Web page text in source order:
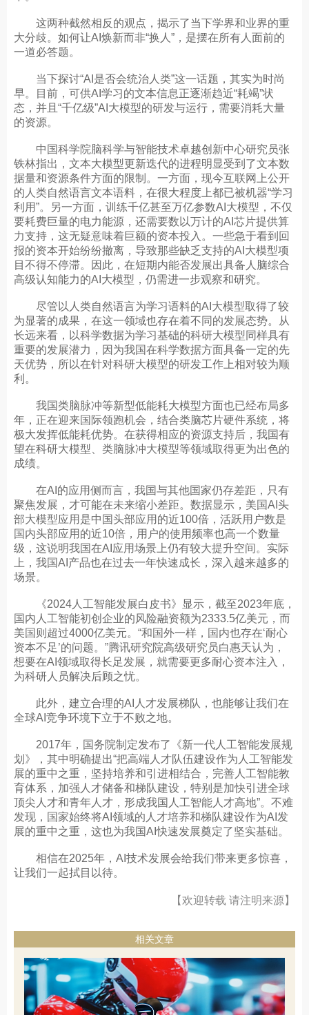
这两种截然相反的观点，揭示了当下学界和业界的重
大分歧。如何让AI焕新而非“换人”，是摆在所有人面前的
一道必答题。
当下探讨“AI是否会统治人类”这一话题，其实为时尚
早。目前，可供AI学习的文本信息正逐渐趋近“耗竭”状
态，并且“千亿级”AI大模型的研发与运行，需要消耗大量
的资源。
中国科学院脑科学与智能技术卓越创新中心研究员张
铁林指出，文本大模型更新迭代的进程明显受到了文本数
据量和资源条件方面的限制。一方面，现今互联网上公开
的人类自然语言文本语料，在很大程度上都已被机器“学习
利用”。另一方面，训练千亿甚至万亿参数AI大模型，不仅
要耗费巨量的电力能源，还需要数以万计的AI芯片提供算
力支持，这无疑意味着巨额的资本投入。一些急于看到回
报的资本开始纷纷撤离，导致那些缺乏支持的AI大模型项
目不得不停滞。因此，在短期内能否发展出具备人脑综合
高级认知能力的AI大模型，仍需进一步观察和研究。
尽管以人类自然语言为学习语料的AI大模型取得了较
为显著的成果，在这一领域也存在着不同的发展态势。从
长远来看，以科学数据为学习基础的科研大模型同样具有
重要的发展潜力，因为我国在科学数据方面具备一定的先
天优势，所以在针对科研大模型的研发工作上相对较为顺
利。
我国类脑脉冲等新型低能耗大模型方面也已经布局多
年，正在迎来国际领跑机会，结合类脑芯片硬件系统，将
极大发挥低能耗优势。在获得相应的资源支持后，我国有
望在科研大模型、类脑脉冲大模型等领域取得更为出色的
成绩。
在AI的应用侧而言，我国与其他国家仍存差距，只有
聚焦发展，才可能在未来缩小差距。数据显示，美国AI头
部大模型应用是中国头部应用的近100倍，活跃用户数是
国内头部应用的近10倍，用户的使用频率也高一个数量
级，这说明我国在AI应用场景上仍有较大提升空间。实际
上，我国AI产品也在过去一年快速成长，深入越来越多的
场景。
《2024人工智能发展白皮书》显示，截至2023年底，
国内人工智能初创企业的风险融资额为2333.5亿美元，而
美国则超过4000亿美元。“和国外一样，国内也存在‘耐心
资本不足’的问题。”腾讯研究院高级研究员白惠天认为，
想要在AI领域取得长足发展，就需要更多耐心资本注入，
为科研人员解决后顾之忧。
此外，建立合理的AI人才发展梯队，也能够让我们在
全球AI竞争环境下立于不败之地。
2017年，国务院制定发布了《新一代人工智能发展规
划》，其中明确提出“把高端人才队伍建设作为人工智能发
展的重中之重，坚持培养和引进相结合，完善人工智能教
育体系，加强人才储备和梯队建设，特别是加快引进全球
顶尖人才和青年人才，形成我国人工智能人才高地”。不难
发现，国家始终将AI领域的人才培养和梯队建设作为AI发
展的重中之重，这也为我国AI快速发展奠定了坚实基础。
相信在2025年，AI技术发展会给我们带来更多惊喜，
让我们一起拭目以待。
【欢迎转载 请注明来源】
相关文章